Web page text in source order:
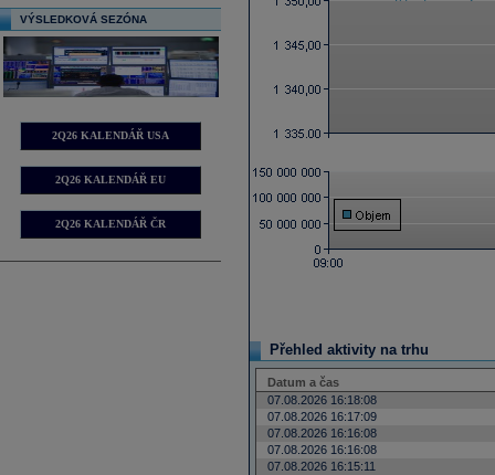
VÝSLEDKOVÁ SEZÓNA
2Q26 KALENDÁŘ USA
2Q26 KALENDÁŘ EU
2Q26 KALENDÁŘ ČR
Přehled aktivity na trhu
Datum a čas
07.08.2026 16:18:08
07.08.2026 16:17:09
07.08.2026 16:16:08
07.08.2026 16:16:08
07.08.2026 16:15:11